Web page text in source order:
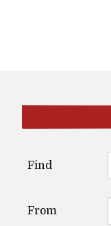
for:
Find
From